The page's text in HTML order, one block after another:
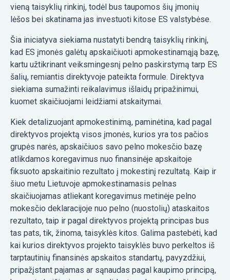
vieną taisyklių rinkinį, todėl bus taupomos šių įmonių
lėšos bei skatinama jas investuoti kitose ES valstybėse.
Šia iniciatyva siekiama nustatyti bendrą taisyklių rinkinį,
kad ES įmonės galėtų apskaičiuoti apmokestinamąją bazę,
kartu užtikrinant veiksmingesnį pelno paskirstymą tarp ES
šalių, remiantis direktyvoje pateikta formule. Direktyva
siekiama sumažinti reikalavimus išlaidų pripažinimui,
kuomet skaičiuojami leidžiami atskaitymai.
Kiek detalizuojant apmokestinimą, paminėtina, kad pagal
direktyvos projektą visos įmonės, kurios yra tos pačios
grupės narės, apskaičiuos savo pelno mokesčio bazę
atlikdamos koregavimus nuo finansinėje apskaitoje
fiksuoto apskaitinio rezultato į mokestinį rezultatą. Kaip ir
šiuo metu Lietuvoje apmokestinamasis pelnas
skaičiuojamas atliekant koregavimus metinėje pelno
mokesčio deklaracijoje nuo pelno (nuostolių) ataskaitos
rezultato, taip ir pagal direktyvos projektą principas bus
tas pats, tik, žinoma, taisyklės kitos. Galima pastebėti, kad
kai kurios direktyvos projekto taisyklės buvo perkeltos iš
tarptautinių finansinės apskaitos standartų, pavyzdžiui,
pripažįstant pajamas ar sąnaudas pagal kaupimo principą,